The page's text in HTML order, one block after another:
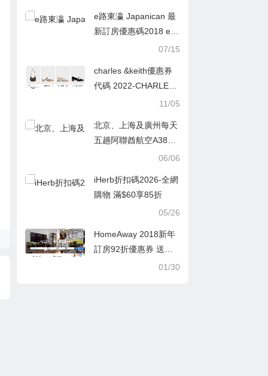
e路東瀛 Japanican 最
新訂房優惠碼2018 e路
東瀛精選54間日本酒店
前預訂
07/15
charles &keith優惠券
代碼 2022-CHARLES
& KEITH 小CK 雙11 低
11/05
北京、上海及廣州每天
五趟阿聯酋航空A380
06/06
iHerb折扣碼2026-全網
購物 滿$60享85折
05/26
HomeAway 2018新年
訂房92折優惠券 送您2
018新年最好的出行利
01/30